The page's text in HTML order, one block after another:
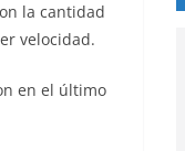
la cantidad
velocidad.
en el último